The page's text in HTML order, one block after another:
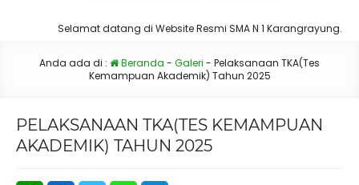
Selamat datang di Website Resmi SMA N 1 Karangrayung.
Anda ada di : Beranda - Galeri - Pelaksanaan TKA(Tes
Kemampuan Akademik) Tahun 2025
PELAKSANAAN TKA(TES KEMAMPUAN
AKADEMIK) TAHUN 2025